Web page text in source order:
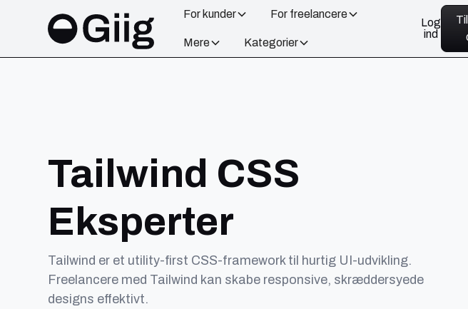
For kunder
For freelancere
Mere
Kategorier
Log
ind
Tailwind CSS
Eksperter
Tailwind er et utility-first CSS-framework til hurtig UI-udvikling.
Freelancere med Tailwind kan skabe responsive, skræddersyede
designs effektivt.